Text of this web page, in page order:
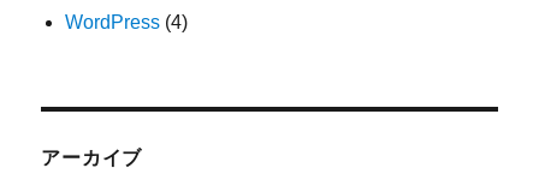
WordPress (4)
アーカイブ